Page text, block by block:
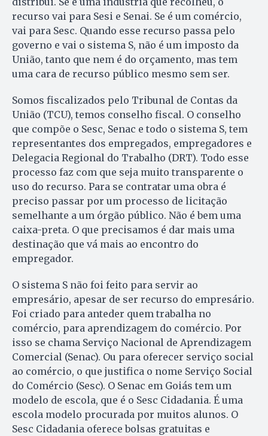
recurso vai para Sesi e Senai. Se é um comércio,
vai para Sesc. Quando esse recurso pas­sa pelo
governo e vai o sistema S, não é um imposto da
Uni­ão, tanto que nem é do orçamento, mas tem
uma cara de recurso público mesmo sem ser.
Somos fiscalizados pelo Tribunal de Contas da
União (TCU), temos conselho fiscal. O conselho
que compõe o Sesc, Senac e todo o sistema S, tem
representantes dos empregados, empregadores e
Delegacia Regi­o­nal do Trabalho (DRT). Todo esse
processo faz com que seja muito transparente o
uso do recurso. Para se contratar uma obra é
preciso passar por um processo de licitação
semelhante a um órgão público. Não é bem uma
caixa-preta. O que precisamos é dar mais uma
destinação que vá mais ao encontro do
empregador.
O sistema S não foi feito para servir ao
empresário, apesar de ser recurso do empresário.
Foi criado para anteder quem trabalha no
comércio, para aprendizagem do comércio. Por
isso se chama Serviço Nacional de Aprendizagem
Comercial (Senac). Ou para oferecer serviço social
ao comércio, o que justifica o nome Serviço Social
do Comércio (Sesc). O Senac em Goiás tem um
modelo de escola, que é o Sesc Cidadania. É uma
escola modelo procurada por muitos alunos. O
Sesc Cidadania oferece bolsas gratuitas e